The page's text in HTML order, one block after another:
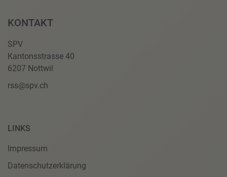
KONTAKT
SPV
Kantonsstrasse 40
6207 Nottwil
rss@spv.ch
LINKS
Impressum
Datenschutzerklärung